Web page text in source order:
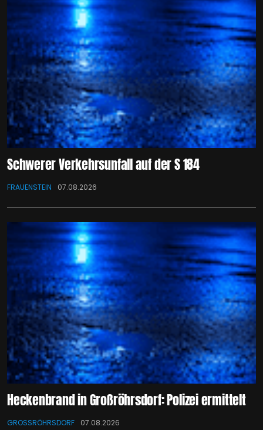
Schwerer Verkehrsunfall auf der S 184
FRAUENSTEIN 07.08.2026
Heckenbrand in Großröhrsdorf: Polizei ermittelt
GROSSRÖHRSDORF 07.08.2026